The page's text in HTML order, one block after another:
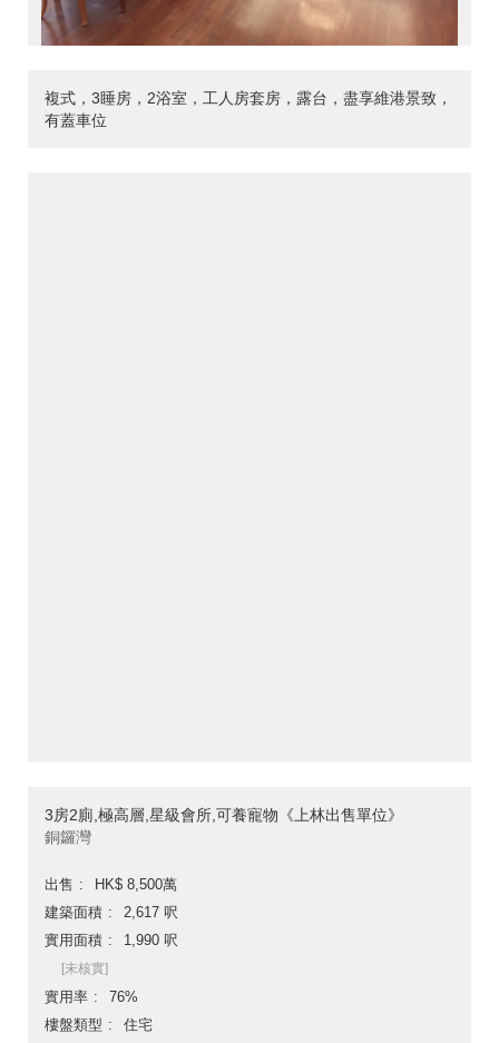
複式，3睡房，2浴室，工人房套房，露台，盡享維港景致，
有蓋車位
3房2廁,極高層,星級會所,可養寵物《上林出售單位》
銅鑼灣
出售
HK$ 8,500萬
建築面積
2,617 呎
實用面積
1,990 呎
[未核實]
實用率
76%
樓盤類型
住宅